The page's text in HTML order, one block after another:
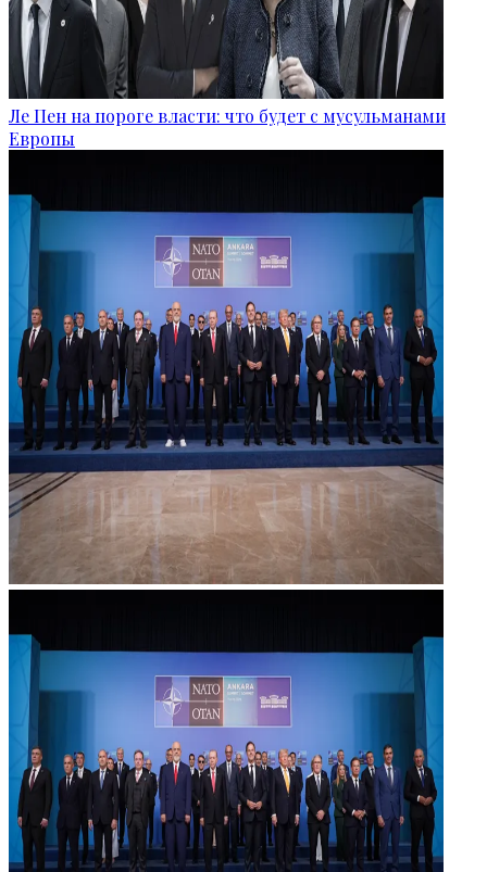
Ле Пен на пороге власти: что будет с мусульманами
Европы